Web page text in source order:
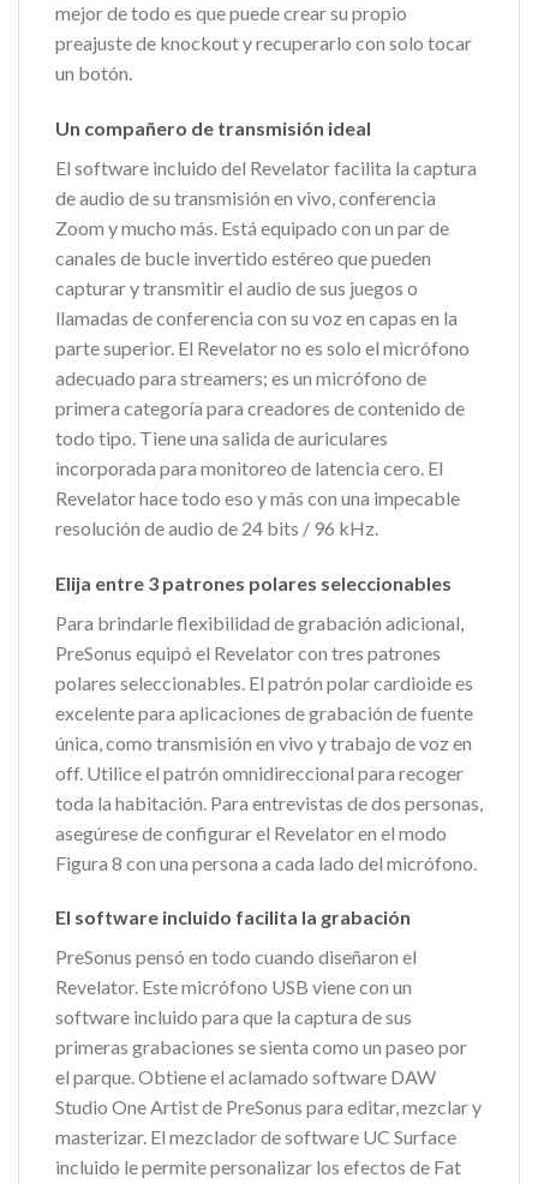
mejor de todo es que puede crear su propio
preajuste de knockout y recuperarlo con solo tocar
un botón.
Un compañero de transmisión ideal
El software incluido del Revelator facilita la captura
de audio de su transmisión en vivo, conferencia
Zoom y mucho más. Está equipado con un par de
canales de bucle invertido estéreo que pueden
capturar y transmitir el audio de sus juegos o
llamadas de conferencia con su voz en capas en la
parte superior. El Revelator no es solo el micrófono
adecuado para streamers; es un micrófono de
primera categoría para creadores de contenido de
todo tipo. Tiene una salida de auriculares
incorporada para monitoreo de latencia cero. El
Revelator hace todo eso y más con una impecable
resolución de audio de 24 bits / 96 kHz.
Elija entre 3 patrones polares seleccionables
Para brindarle flexibilidad de grabación adicional,
PreSonus equipó el Revelator con tres patrones
polares seleccionables. El patrón polar cardioide es
excelente para aplicaciones de grabación de fuente
única, como transmisión en vivo y trabajo de voz en
off. Utilice el patrón omnidireccional para recoger
toda la habitación. Para entrevistas de dos personas,
asegúrese de configurar el Revelator en el modo
Figura 8 con una persona a cada lado del micrófono.
El software incluido facilita la grabación
PreSonus pensó en todo cuando diseñaron el
Revelator. Este micrófono USB viene con un
software incluido para que la captura de sus
primeras grabaciones se sienta como un paseo por
el parque. Obtiene el aclamado software DAW
Studio One Artist de PreSonus para editar, mezclar y
masterizar. El mezclador de software UC Surface
incluido le permite personalizar los efectos de Fat